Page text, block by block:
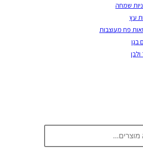
שמחה
עץ
פח מעוצבות
בגן